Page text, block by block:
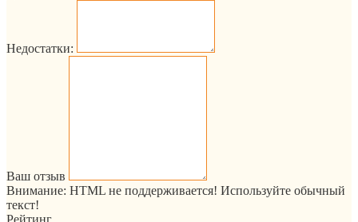
Недостатки:
Ваш отзыв
Внимание: HTML не поддерживается! Используйте обычный
текст!
Рейтинг